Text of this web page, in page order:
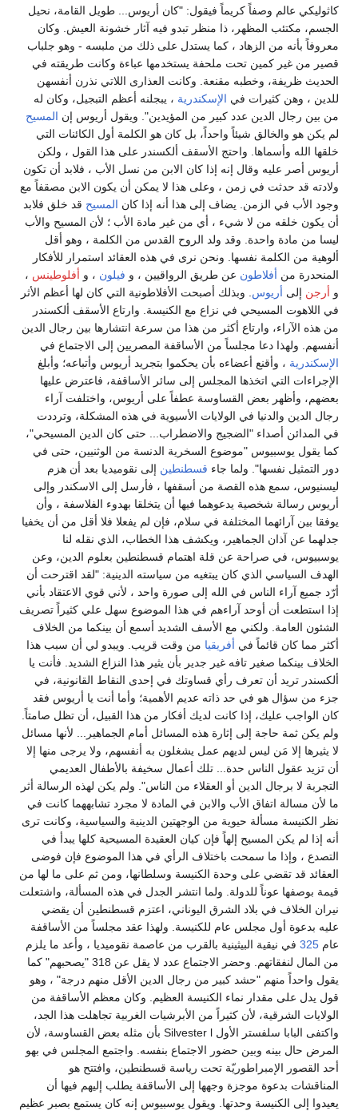
كاثوليكي عالم وصفاً كريماً فيقول: "كان أريوس... طويل القامة، نحيل
الجسم، مكتئب المظهر، ذا منظر تبدو فيه آثار خشونة العيش. وكان
معروفاً بأنه من الزهاد ، كما يستدل على ذلك من ملبسه - وهو جلباب
قصير من غير كمين تحت ملحفة يستخدمها عباءة وكانت طريقته في
الحديث ظريفة، وخطبه مقنعة. وكانت العذارى اللاتي نذرن أنفسهن
للدين ، وهن كثيرات في الإسكندرية ، يبجلنه أعظم التبجيل، وكان له
من بين رجال الدين عدد كبير من المؤيدين". ويقول أريوس إن المسيح
لم يكن هو والخالق شيئاً واحداً، بل كان هو الكلمة أول الكائنات التي
خلقها الله وأسماها. واحتج الأسقف ألكسندر على هذا القول ، ولكن
أريوس أصر عليه وقال إنه إذا كان الابن من نسل الأب ، فلابد أن تكون
ولادته قد حدثت في زمن ، وعلى هذا لا يمكن أن يكون الابن مصقفاً مع
وجود الأب في الزمن. يضاف إلى هذا أنه إذا كان المسيح قد خلق فلابد
أن يكون خلقه من لا شيء ، أي من غير مادة الأب ؛ لأن المسيح والأب
ليسا من مادة واحدة. وقد ولد الروح القدس من الكلمة ، وهو أقل
ألوهية من الكلمة نفسها. ونحن نرى في هذه العقائد استمرار للأفكار
المنحدرة من أفلاطون عن طريق الرواقيين ، و فيلون ، و أفلوطينس ،
و أرجن إلى أريوس . وبذلك أصبحت الأفلاطونية التي كان لها أعظم الأثر
في اللاهوت المسيحي في نزاع مع الكنيسة. وارتاع الأسقف ألكسندر
من هذه الآراء، وارتاع أكثر من هذا من سرعة انتشارها بين رجال الدين
أنفسهم. ولهذا دعا مجلساً من الأساقفة المصريين إلى الاجتماع في
الإسكندرية ، وأقنع أعضاءه بأن يحكموا بتجريد أريوس وأتباعه؛ وأبلغ
الإجراءات التي اتخذها المجلس إلى سائر الأساقفة، فاعترض عليها
بعضهم، وأظهر بعض القساوسة عطفاً على أريوس، واختلفت آراء
رجال الدين والدنيا في الولايات الأسيوية في هذه المشكلة، وترددت
في المدائن أصداء "الضجيج والاضطراب... حتى كان الدين المسيحي"،
كما يقول يوسبيوس "موضوع السخرية الدنسة من الوثنيين، حتى في
دور التمثيل نفسها". ولما جاء قسطنطين إلى نقوميديا بعد أن هزم
ليسنيوس، سمع هذه القصة من أسقفها ، فأرسل إلى الاسكندر وإلى
أريوس رسالة شخصية يدعوهما فيها أن يتخلقا بهدوء الفلاسفة ، وأن
يوفقا بين آرائهما المختلفة في سلام، فإن لم يفعلا فلا أقل من أن يخفيا
جدلهما عن آذان الجماهير، ويكشف هذا الخطاب، الذي نقله لنا
يوسبيوس، في صراحة عن قلة اهتمام قسطنطين بعلوم الدين، وعن
الهدف السياسي الذي كان يبتغيه من سياسته الدينية: "لقد اقترحت أن
أرّد جميع آراء الناس في الله إلى صورة واحد ، لأني قوي الاعتقاد بأني
إذا استطعت أن أوحد آراءهم في هذا الموضوع سهل علي كثيراً تصريف
الشئون العامة. ولكني مع الأسف الشديد أسمع أن بينكما من الخلاف
أكثر مما كان قائماً في أفريقيا من وقت قريب. ويبدو لي أن سبب هذا
الخلاف بينكما صغير تافه غير جدير بأن يثير هذا النزاع الشديد. فأنت يا
ألكسندر تريد أن تعرف رأي قساوتك في إحدى النقاط القانونية، في
جزء من سؤال هو في حد ذاته عديم الأهمية؛ وأما أنت يا أريوس فقد
كان الواجب عليك، إذا كانت لديك أفكار من هذا القبيل، أن تظل صامتاً.
ولم يكن ثمة حاجة إلى إثارة هذه المسائل أمام الجماهير... لأنها مسائل
لا يثيرها إلا مَن ليس لديهم عمل يشغلون به أنفسهم، ولا يرجى منها إلا
أن تزيد عقول الناس حدة... تلك أعمال سخيفة بالأطفال العديمي
التجربة لا برجال الدين أو العقلاء من الناس". ولم يكن لهذه الرسالة أثر
ما لأن مسالة اتفاق الأب والابن في المادة لا مجرد تشابههما كانت في
نظر الكنيسة مسألة حيوية من الوجهتين الدينية والسياسية، وكانت ترى
أنه إذا لم يكن المسيح إلهاً فإن كيان العقيدة المسيحية كلها يبدأ في
التصدع ، وإذا ما سمحت باختلاف الرأي في هذا الموضوع فإن فوضى
العقائد قد تقضي على وحدة الكنيسة وسلطانها، ومن ثم على ما لها من
قيمة بوصفها عوناً للدولة. ولما انتشر الجدل في هذه المسألة، واشتعلت
نيران الخلاف في بلاد الشرق اليوناني، اعتزم قسطنطين أن يقضي
عليه بدعوة أول مجلس عام للكنيسة. ولهذا عقد مجلساً من الأساقفة
عام 325 في نيقية البيثينية بالقرب من عاصمة نقوميديا ، وأعد ما يلزم
من المال لنفقاتهم. وحضر الاجتماع عدد لا يقل عن 318 "يصحبهم" كما
يقول واحداً منهم "حشد كبير من رجال الدين الأقل منهم درجة" ، وهو
قول يدل على مقدار نماء الكنيسة العظيم. وكان معظم الأساقفة من
الولايات الشرقية، لأن كثيراً من الأبرشيات الغربية تجاهلت هذا الجد،
واكتفى البابا سلفستر الأول Silvester l بأن مثله بعض القساوسة، لأن
المرض حال بينه وبين حضور الاجتماع بنفسه. واجتمع المجلس في بهو
أحد القصور الإمبراطوريّة تحت رياسة قسطنطين، وافتتح هو
المناقشات بدعوة موجزة وجهها إلى الأساقفة يطلب إليهم فيها أن
يعيدوا إلى الكنيسة وحدتها. ويقول يوسبيوس إنه كان يستمع بصبر عظيم